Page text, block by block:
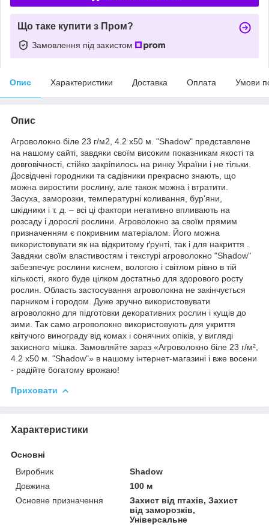
Що таке купити з Пром?
Замовлення під захистом
Опис Характеристики Доставка Оплата Умови
Опис
Агроволокно біле 23 г/м2, 4.2 х50 м. "Shadow" представлене
на нашому сайті, завдяки своїм високим показникам якості та
довговічності, стійко закріпилось на ринку України і не тільки.
Досвідчені городники та садівники прекрасно знають, що
можна виростити рослину, але також можна і втратити.
Засуха, заморозки, температурні коливання, бур'яни,
шкідники і т. д. – всі ці фактори негативно впливають на
розсаду і дорослі рослини. Агроволокно за своїм прямим
призначенням є покривним матеріалом. Його можна
використовувати як на відкритому ґрунті, так і для накриття .
Завдяки своїм властивостям і текстурі агроволокно "Shadow"
забезпечує рослини киснем, вологою і світлом рівно в тій
кількості, якого буде цілком достатньо для здорового росту
рослин. Область застосування агроволокна не закінчується
парником і городом. Дуже зручно використовувати
агроволокно для підготовки декоративних рослин і кущів до
зими. Так само агроволокно використовують для укриття
квітучого винограду від комах і сонячних опіків, у вигляді
захисного мішка. Замовляйте зараз «Агроволокно біле 23 г/м²,
4.2 х50 м. "Shadow"» в нашому інтернет-магазині і вже восени
- радійте богатому врожаю!
Приховати
Характеристики
Основні
Виробник
Shadow
Довжина
100 м
Основне призначення
Захист від птахів, Захист
від заморозків,
Універсальне